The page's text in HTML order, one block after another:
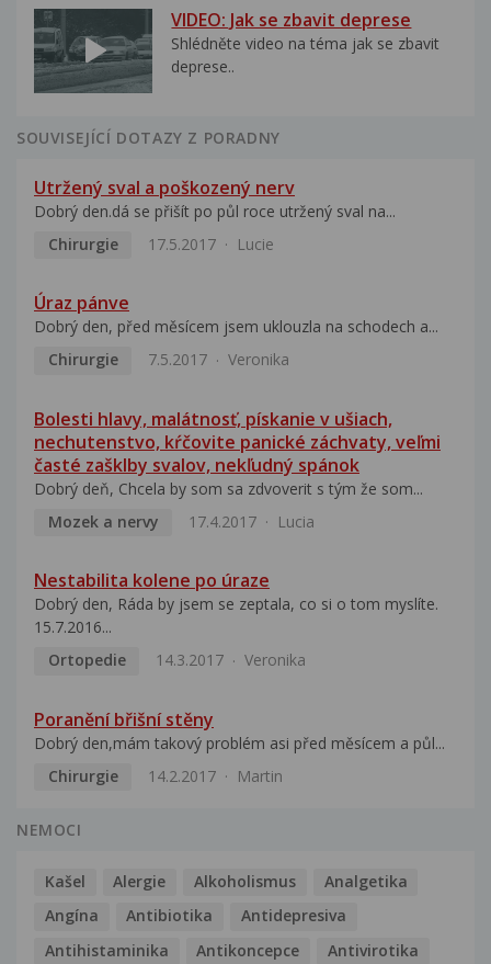
VIDEO: Jak se zbavit deprese
Shlédněte video na téma jak se zbavit
deprese..
SOUVISEJÍCÍ DOTAZY Z PORADNY
Utržený sval a poškozený nerv
Dobrý den.dá se přišít po půl roce utržený sval na...
Chirurgie
17.5.2017 Lucie
Úraz pánve
Dobrý den, před měsícem jsem uklouzla na schodech a...
Chirurgie
7.5.2017 Veronika
Bolesti hlavy, malátnosť, pískanie v ušiach,
nechutenstvo, kŕčovite panické záchvaty, veľmi
časté zašklby svalov, nekľudný spánok
Dobrý deň, Chcela by som sa zdvoverit s tým že som...
Mozek a nervy
17.4.2017 Lucia
Nestabilita kolene po úraze
Dobrý den, Ráda by jsem se zeptala, co si o tom myslíte.
15.7.2016...
Ortopedie
14.3.2017 Veronika
Poranění břišní stěny
Dobrý den,mám takový problém asi před měsícem a půl...
Chirurgie
14.2.2017 Martin
NEMOCI
Kašel Alergie Alkoholismus
Analgetika
Angína
Antibiotika
Antidepresiva
Antihistaminika
Antikoncepce Antivirotika